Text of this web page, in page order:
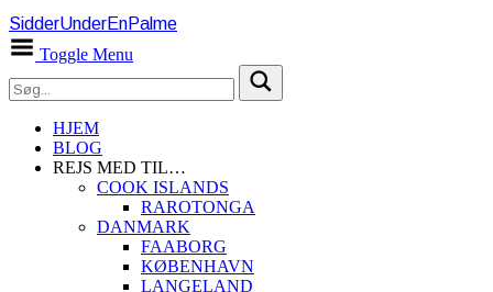
SidderUnderEnPalme
Toggle Menu
HJEM
BLOG
REJS MED TIL…
COOK ISLANDS
RAROTONGA
DANMARK
FAABORG
KØBENHAVN
LANGELAND